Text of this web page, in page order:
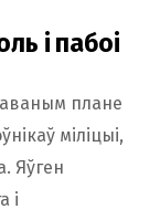
і пабоі
плане
міліцыі,
Яўген
і